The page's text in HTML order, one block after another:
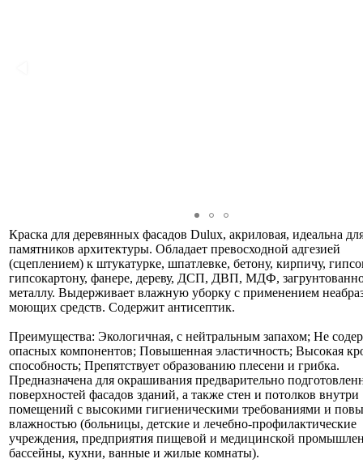
Краска для деревянных фасадов Dulux, акриловая, идеальна
памятников архитектуры. Обладает превосходной адгезией
(сцеплением) к штукатурке, шпатлевке, бетону, кирпичу,
гипсокартону, фанере, дереву, ДСП, ДВП, МДФ,
металлу. Выдерживает влажную уборку с применением
моющих средств. Содержит антисептик.
Преимущества: Экологичная, с нейтральным запахом; Не
опасных компонентов; Повышенная эластичность; Высокая
способность; Препятствует образованию плесени и грибка.
Предназначена для окрашивания предварительно
поверхностей фасадов зданий, а также стен и потолков внутри
помещений c высокими гигиеническими требованиями и
влажностью (больницы, детские и лечебно-профилактические
учреждения, предприятия пищевой и медицинской
бассейны, кухни, ванные и жилые комнаты).